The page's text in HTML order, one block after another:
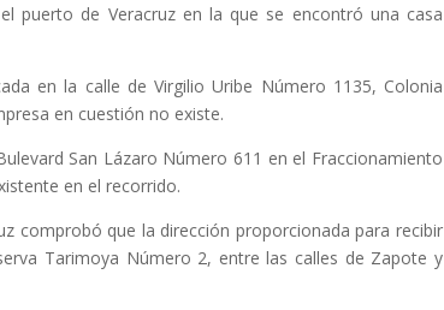
puerto de Veracruz en la que se encontró una casa
en la calle de Virgilio Uribe Número 1135, Colonia
en cuestión no existe.
San Lázaro Número 611 en el Fraccionamiento
en el recorrido.
comprobó que la dirección proporcionada para recibir
Tarimoya Número 2, entre las calles de Zapote y